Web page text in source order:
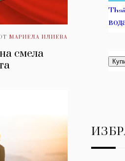
МАРИЕЛА ИЛИЕВА
смела